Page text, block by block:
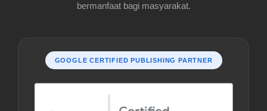
bermanfaat bagi masyarakat.
GOOGLE CERTIFIED PUBLISHING PARTNER